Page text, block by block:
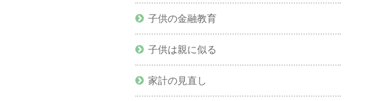
子供の金融教育
子供は親に似る
家計の見直し